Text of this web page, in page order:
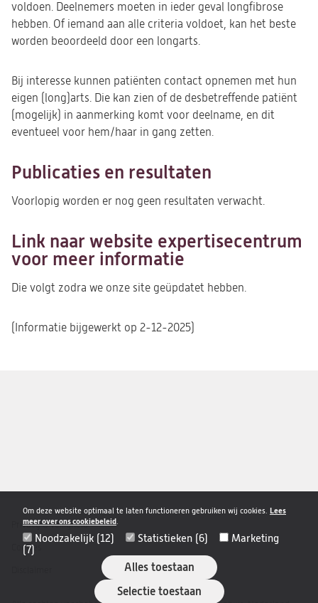
Om deze website optimaal te laten functioneren gebruiken wij cookies. Lees
meer over ons cookiebeleid.
Noodzakelijk (12) Statistieken (6)
Marketing
(7)
Alles toestaan
Selectie toestaan
voldoen. Deelnemers moeten in ieder geval longfibrose
hebben. Of iemand aan alle criteria voldoet, kan het beste
worden beoordeeld door een longarts.
Bij interesse kunnen patiënten contact opnemen met hun
eigen (long)arts. Die kan zien of de desbetreffende patiënt
(mogelijk) in aanmerking komt voor deelname, en dit
eventueel voor hem/haar in gang zetten.
Publicaties en resultaten
Voorlopig worden er nog geen resultaten verwacht.
Link naar website expertisecentrum
voor meer informatie
Die volgt zodra we onze site geüpdatet hebben.
(Informatie bijgewerkt op 2-12-2025)
Disclaimer
navigatie
Privacy & veiligheid
Cookies